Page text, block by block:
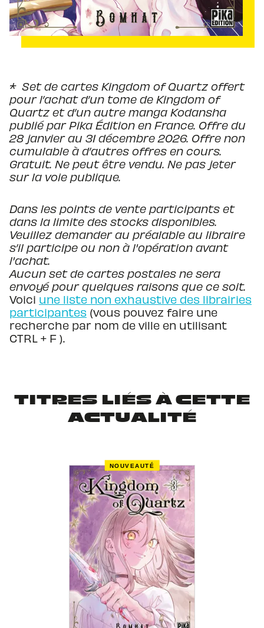
* Set de cartes Kingdom of Quartz offert
pour l’achat d’un tome de Kingdom of
Quartz et d’un autre manga Kodansha
publié par Pika Édition en France. Offre du
28 janvier au 31 décembre 2026. Offre non
cumulable à d’autres offres en cours.
Gratuit. Ne peut être vendu. Ne pas jeter
sur la voie publique.
Dans les points de vente participants et
dans la limite des stocks disponibles.
Veuillez demander au préalable au libraire
s’il participe ou non à l'opération avant
l'achat.
Aucun set de cartes postales ne sera
envoyé pour quelques raisons que ce soit.
Voici une liste non exhaustive des librairies
participantes (vous pouvez faire une
recherche par nom de ville en utilisant
CTRL + F ).
TITRES LIÉS À CETTE
ACTUALITÉ
NOUVEAUTÉ